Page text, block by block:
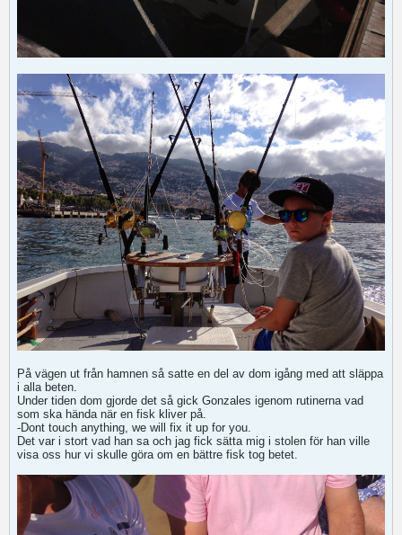
På vägen ut från hamnen så satte en del av dom igång med att släppa
i alla beten.
Under tiden dom gjorde det så gick Gonzales igenom rutinerna vad
som ska hända när en fisk kliver på.
-Dont touch anything, we will fix it up for you.
Det var i stort vad han sa och jag fick sätta mig i stolen för han ville
visa oss hur vi skulle göra om en bättre fisk tog betet.